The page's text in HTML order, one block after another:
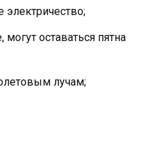
электричество;
могут оставаться пятна
лучам;